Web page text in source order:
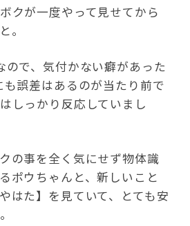
クが一度やって見せてから
。
ので、気付かない癖があった
も誤差はあるのが当たり前で
しっかり反応していまし
の事を全く気にせず物体識
ポウちゃんと、新しいこと
はた】を見ていて、とても安